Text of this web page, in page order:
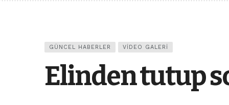
GÜNCEL HABERLER VIDEO GALERI
Elinden tutup